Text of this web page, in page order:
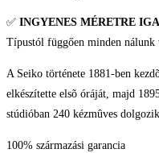
✅ INGYENES MÉRETRE
Típustól függően minden nálunk
A Seiko története 1881-ben
elkészítette elsõ óráját, majd
stúdióban 240 kézmûves
100% származási garancia